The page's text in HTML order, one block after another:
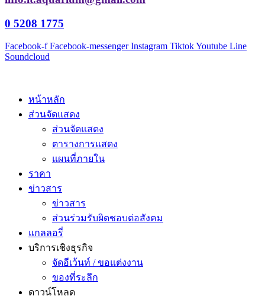
0 5208 1775
Facebook-f Facebook-messenger Instagram TiktokYoutube Line
Soundcloud
หน้าหลัก
ส่วนจัดแสดง
ส่วนจัดแสดง
ตารางการแสดง
แผนที่ภายใน
ราคา
ข่าวสาร
ข่าวสาร
ส่วนร่วมรับผิดชอบต่อสังคม
แกลลอรี่
บริการเชิงธุรกิจ
จัดอีเว้นท์ / ขอแต่งงาน
ของที่ระลึก
ดาวน์โหลด